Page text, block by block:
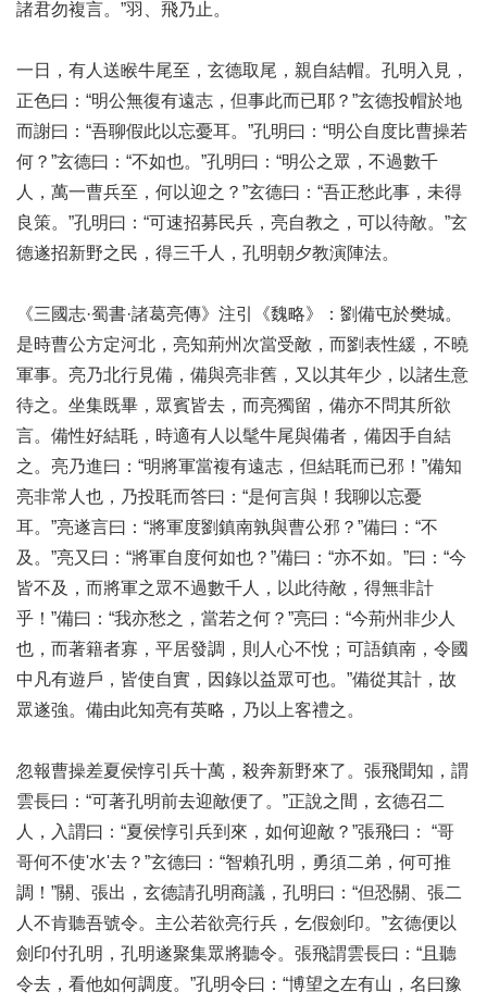
諸君勿複言。”羽、飛乃止。
一日，有人送睺牛尾至，玄德取尾，親自結帽。孔明入見，
正色曰：“明公無復有遠志，但事此而已耶？”玄德投帽於地
而謝曰：“吾聊假此以忘憂耳。”孔明曰：“明公自度比曹操若
何？”玄德曰：“不如也。”孔明曰：“明公之眾，不過數千
人，萬一曹兵至，何以迎之？”玄德曰：“吾正愁此事，未得
良策。”孔明曰：“可速招募民兵，亮自教之，可以待敵。”玄
德遂招新野之民，得三千人，孔明朝夕教演陣法。
《三國志·蜀書·諸葛亮傳》注引《魏略》：劉備屯於樊城。
是時曹公方定河北，亮知荊州次當受敵，而劉表性緩，不曉
軍事。亮乃北行見備，備與亮非舊，又以其年少，以諸生意
待之。坐集既畢，眾賓皆去，而亮獨留，備亦不問其所欲
言。備性好結毦，時適有人以髦牛尾與備者，備因手自結
之。亮乃進曰：“明將軍當複有遠志，但結毦而已邪！”備知
亮非常人也，乃投毦而答曰：“是何言與！我聊以忘憂
耳。”亮遂言曰：“將軍度劉鎮南孰與曹公邪？”備曰：“不
及。”亮又曰：“將軍自度何如也？”備曰：“亦不如。”曰：“今
皆不及，而將軍之眾不過數千人，以此待敵，得無非計
乎！”備曰：“我亦愁之，當若之何？”亮曰：“今荊州非少人
也，而著籍者寡，平居發調，則人心不悅；可語鎮南，令國
中凡有遊戶，皆使自實，因錄以益眾可也。”備從其計，故
眾遂強。備由此知亮有英略，乃以上客禮之。
忽報曹操差夏侯惇引兵十萬，殺奔新野來了。張飛聞知，謂
雲長曰：“可著孔明前去迎敵便了。”正說之間，玄德召二
人，入謂曰：“夏侯惇引兵到來，如何迎敵？”張飛曰： “哥
哥何不使'水'去？”玄德曰：“智賴孔明，勇須二弟，何可推
調！”關、張出，玄德請孔明商議，孔明曰：“但恐關、張二
人不肯聽吾號令。主公若欲亮行兵，乞假劍印。”玄德便以
劍印付孔明，孔明遂聚集眾將聽令。張飛謂雲長曰：“且聽
令去，看他如何調度。”孔明令曰：“博望之左有山，名曰豫